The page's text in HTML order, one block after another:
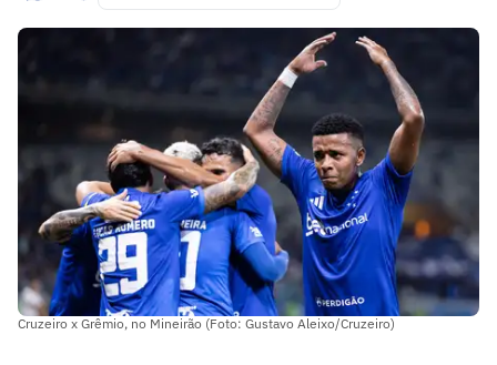
Cruzeiro x Grêmio, no Mineirão (Foto: Gustavo Aleixo/Cruzeiro)